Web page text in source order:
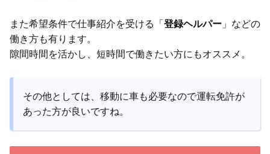
また希望条件で仕事紹介を受ける「 登録ヘルパー 」などの
働き方も有ります。
隙間時間を活かし、短時間で働きたい方にもオススメ。
その他としては、移動に車も必要なので運転免許が
あった方が良いですね。